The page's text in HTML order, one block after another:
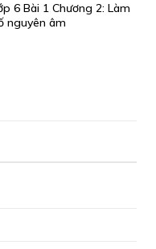
6 Bài 1 Chương 2: Làm
nguyên âm